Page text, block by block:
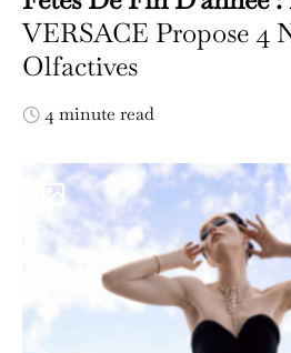
VERSACE Propose 4
Olfactives
4 minute read